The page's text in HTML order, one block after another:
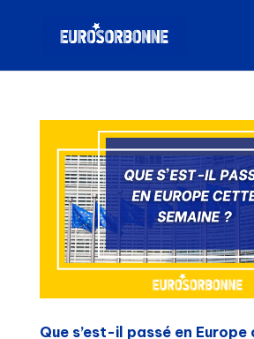
Que s’est-il passé en